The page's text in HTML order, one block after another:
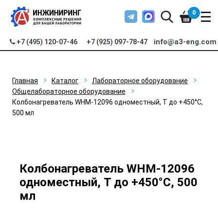
+7 (495) 120-07-46 +7 (925) 097-78-47 info@a3-eng.com
0
Главная Каталог
Лабораторное оборудование
Общелабораторное оборудование
Колбонагреватель WHM-12096 одноместный, T до +450°С,
500 мл
Колбонагреватель WHM-12096
одноместный, T до +450°С, 500
мл